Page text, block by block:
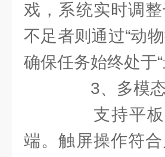
戏，系统实时调
不足者则通过“动
确保任务始终处于
3、多模态
支持平板
端。触屏操作符